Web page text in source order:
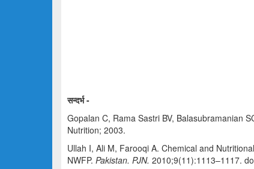
सन्दर्भ-
Gopalan C, Rama Sastri BV, Balasubramanian
Nutrition; 2003.
Ullah I, Ali M, Farooqi A. Chemical and
NWFP. Pakistan. PJN. 2010;9(11):1113–1117.